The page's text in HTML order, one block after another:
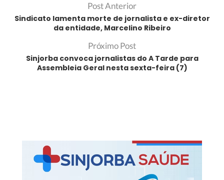
Post Anterior
Sindicato lamenta morte de jornalista e ex-diretor
da entidade, Marcelino Ribeiro
Próximo Post
Sinjorba convoca jornalistas do A Tarde para
Assembleia Geral nesta sexta-feira (7)